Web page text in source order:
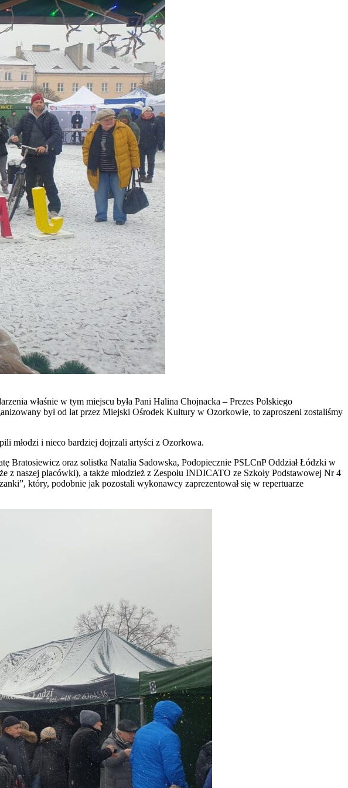
właśnie w tym miejscu była Pani Halina Chojnacka – Prezes Polskiego
był od lat przez Miejski Ośrodek Kultury w Ozorkowie, to zaproszeni zostaliśmy
młodzi i nieco bardziej dojrzali artyści z Ozorkowa.
Bratosiewicz oraz solistka Natalia Sadowska, Podopiecznie PSLCnP Oddział Łódzki w
naszej placówki), a także młodzież z Zespołu INDICATO ze Szkoły Podstawowej Nr 4
który, podobnie jak pozostali wykonawcy zaprezentował się w repertuarze